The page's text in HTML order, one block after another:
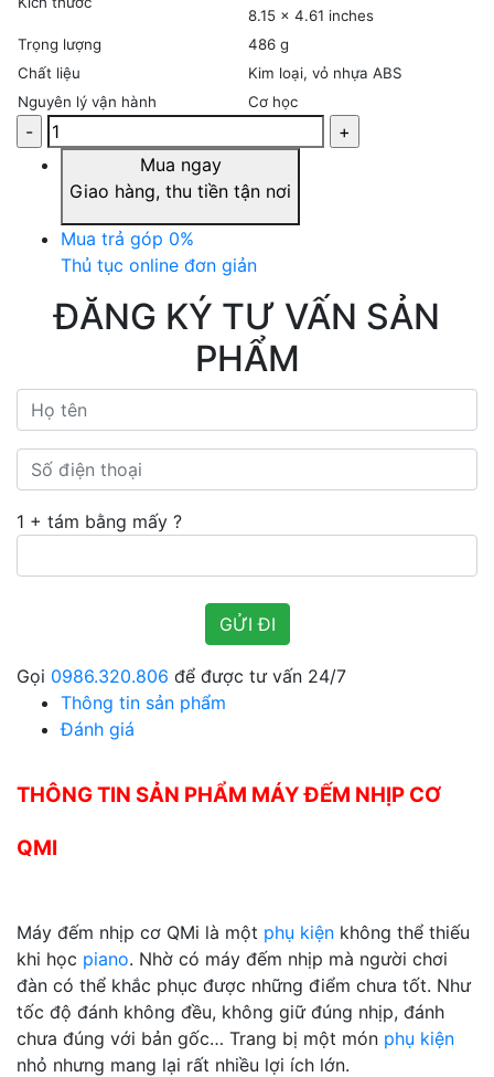
8.15 × 4.61 inches
Trọng lượng
486 g
Chất liệu
Kim loại, vỏ nhựa ABS
Nguyên lý vận hành
Cơ học
Mua ngay
Giao hàng, thu tiền tận nơi
Mua trả góp 0%
Thủ tục online đơn giản
ĐĂNG KÝ TƯ VẤN SẢN
PHẨM
1 + tám bằng mấy ?
Gọi 0986.320.806 để được tư vấn 24/7
Thông tin sản phẩm
Đánh giá
THÔNG TIN SẢN PHẨM MÁY ĐẾM NHỊP CƠ
QMI
Máy đếm nhịp cơ QMi là một phụ kiện không thể thiếu
khi học piano. Nhờ có máy đếm nhịp mà người chơi
đàn có thể khắc phục được những điểm chưa tốt. Như
tốc độ đánh không đều, không giữ đúng nhịp, đánh
chưa đúng với bản gốc… Trang bị một món phụ kiện
nhỏ nhưng mang lại rất nhiều lợi ích lớn.